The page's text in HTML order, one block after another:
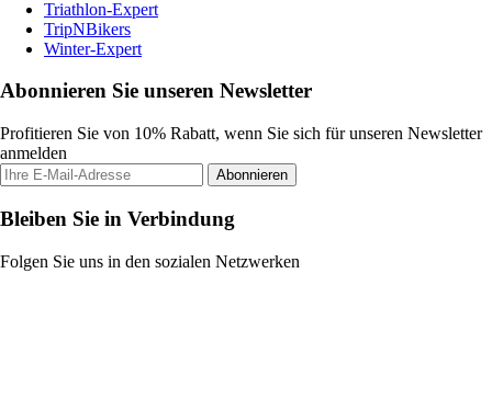
Triathlon-Expert
TripNBikers
Winter-Expert
Abonnieren Sie unseren Newsletter
Profitieren Sie von 10% Rabatt, wenn Sie sich für unseren Newsletter
anmelden
Abonnieren
Bleiben Sie in Verbindung
Folgen Sie uns in den sozialen Netzwerken